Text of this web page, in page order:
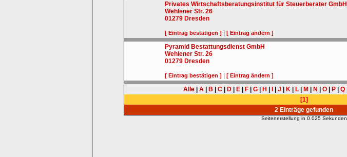
Privates Wirtschaftsberatungsinstitut für Steuerberater GmbH
Wehlener Str. 26
01279 Dresden
[ Eintrag bestätigen ] [ Eintrag ändern ]
Pyramid Bestattungsdienst GmbH
Wehlener Str. 26
01279 Dresden
[ Eintrag bestätigen ] [ Eintrag ändern ]
Alle| A| B C| D| E| F| G| H J K| L| M N O| P| Q|
[1]
2 Einträge gefunden
Seitenerstellung in 0.025 Sekunden